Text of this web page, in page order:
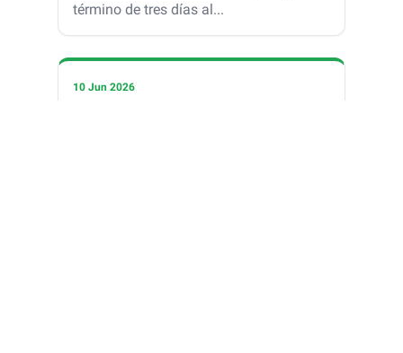
término de tres días al...
10 Jun 2026